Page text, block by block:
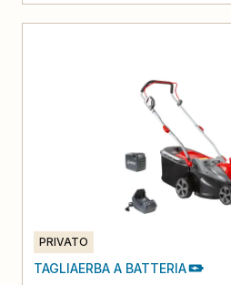
PRIVATO
TAGLIAERBA A BATTERIA